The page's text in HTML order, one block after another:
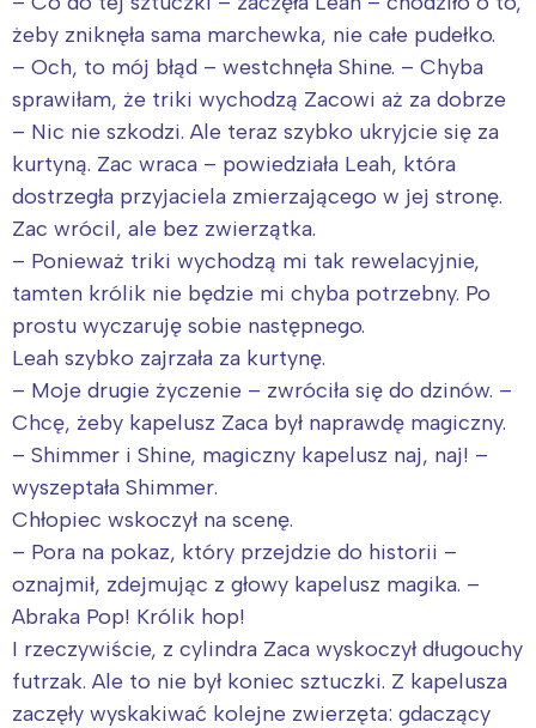
żeby zniknęła sama marchewka, nie całe pudełko.
– Och, to mój błąd – westchnęła Shine. – Chyba
sprawiłam, że triki wychodzą Zacowi aż za dobrze
– Nic nie szkodzi. Ale teraz szybko ukryjcie się za
kurtyną. Zac wraca – powiedziała Leah, która
dostrzegła przyjaciela zmierzającego w jej stronę.
Zac wrócil, ale bez zwierzątka.
– Ponieważ triki wychodzą mi tak rewelacyjnie,
tamten królik nie będzie mi chyba potrzebny. Po
prostu wyczaruję sobie następnego.
Leah szybko zajrzała za kurtynę.
– Moje drugie życzenie – zwróciła się do dzinów. –
Chcę, żeby kapelusz Zaca był naprawdę magiczny.
– Shimmer i Shine, magiczny kapelusz naj, naj! –
wyszeptała Shimmer.
Chłopiec wskoczył na scenę.
– Pora na pokaz, który przejdzie do historii –
oznajmił, zdejmując z głowy kapelusz magika. –
Abraka Pop! Królik hop!
I rzeczywiście, z cylindra Zaca wyskoczył długouchy
futrzak. Ale to nie był koniec sztuczki. Z kapelusza
zaczęły wyskakiwać kolejne zwierzęta: gdaczący